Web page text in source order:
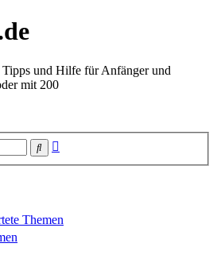
und Hilfe für Anfänger und
mit 200
Suche
Themen